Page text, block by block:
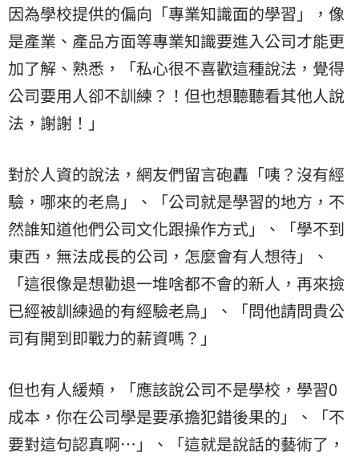
因為學校提供的偏向「專業知識面的學習」，像
是產業、產品方面等專業知識要進入公司才能更
加了解、熟悉，「私心很不喜歡這種說法，覺得
公司要用人卻不訓練？！但也想聽聽看其他人說
法，謝謝！」
對於人資的說法，網友們留言砲轟「咦？沒有經
驗，哪來的老鳥」、「公司就是學習的地方，不
然誰知道他們公司文化跟操作方式」、「學不到
東西，無法成長的公司，怎麼會有人想待」、
「這很像是想勸退一堆啥都不會的新人，再來撿
已經被訓練過的有經驗老鳥」、「問他請問貴公
司有開到即戰力的薪資嗎？」
但也有人緩頰，「應該說公司不是學校，學習0
成本，你在公司學是要承擔犯錯後果的」、「不
要對這句認真啊…」、「這就是說話的藝術了，